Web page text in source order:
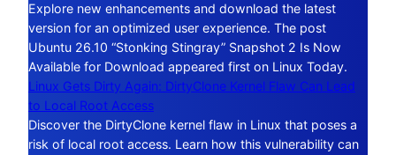
Explore new enhancements and download the latest
version for an optimized user experience. The post
Ubuntu 26.10 “Stonking Stingray” Snapshot 2 Is Now
Available for Download appeared first on Linux Today.
Linux Gets Dirty Again: DirtyClone Kernel Flaw Can Lead
to Local Root Access
Discover the DirtyClone kernel flaw in Linux that poses a
risk of local root access. Learn how this vulnerability can